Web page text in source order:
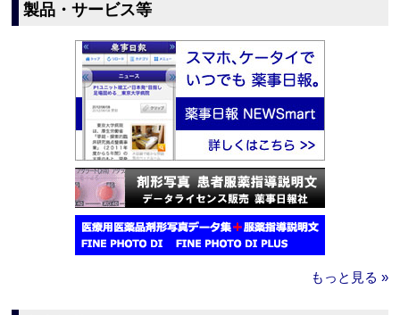
製品・サービス等
もっと見る »